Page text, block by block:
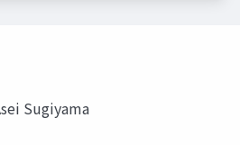
Sugiyama